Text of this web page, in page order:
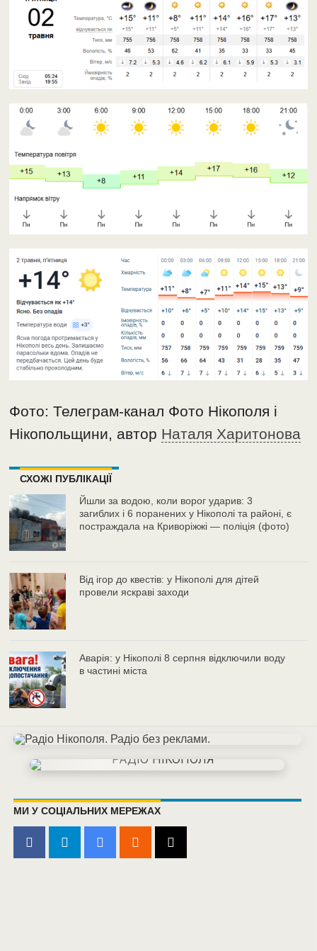
Фото: Телеграм-канал Фото Нікополя і
Нікопольщини, автор Наталя Харитонова
СХОЖІ ПУБЛІКАЦІЇ
Йшли за водою, коли ворог ударив: 3
загиблих і 6 поранених у Нікополі та районі, є
постраждала на Криворіжжі — поліція (фото)
Від ігор до квестів: у Нікополі для дітей
провели яскраві заходи
Аварія: у Нікополі 8 серпня відключили воду
в частині міста
МИ У СОЦІАЛЬНИХ МЕРЕЖАХ